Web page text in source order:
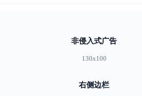
非侵入式广告
130x100
右侧边栏